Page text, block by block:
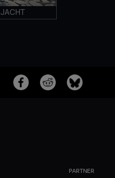
JACHT
PARTNER